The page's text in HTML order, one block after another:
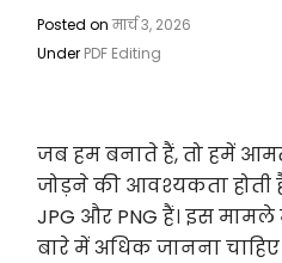
Posted onमार्च 3, 2026
Under PDF Editing
जब हम बनाते हैं, तो हमें
जोड़ने की आवश्यकता होती
JPG और PNG हैं। इस मामले
बारे में अधिक जानना